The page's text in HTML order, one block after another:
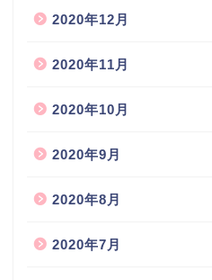
2020年12月
2020年11月
2020年10月
2020年9月
2020年8月
2020年7月